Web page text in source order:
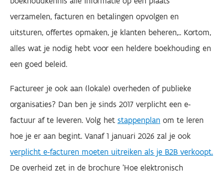
verzamelen, facturen en betalingen opvolgen en
uitsturen, offertes opmaken, je klanten beheren,.. Kortom,
alles wat je nodig hebt voor een heldere boekhouding en
een goed beleid.
Factureer je ook aan (lokale) overheden of publieke
organisaties? Dan ben je sinds 2017 verplicht een e-
factuur af te leveren. Volg het stappenplan om te leren
hoe je er aan begint. Vanaf 1 januari 2026 zal je ook
verplicht e-facturen moeten uitreiken als je B2B verkoopt.
De overheid zet in de brochure 'Hoe elektronisch